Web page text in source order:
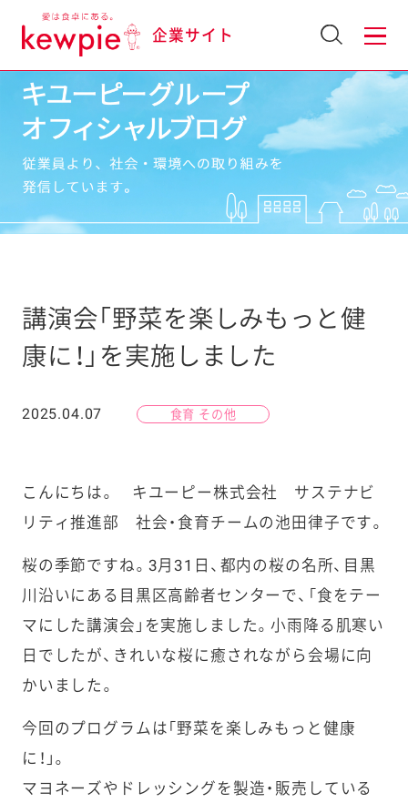
企業サイト
講演会「野菜を楽しみもっと健
康に！」を実施しました
2025.04.07 食育 その他
こんにちは。 キユーピー株式会社 サステナビ
リティ推進部 社会・食育チームの池田律子です。
桜の季節ですね。3月31日、都内の桜の名所、目黒
川沿いにある目黒区高齢者センターで、「食をテー
マにした講演会」を実施しました。小雨降る肌寒い
日でしたが、きれいな桜に癒されながら会場に向
かいました。
今回のプログラムは「野菜を楽しみもっと健康
に！」。
マヨネーズやドレッシングを製造・販売している